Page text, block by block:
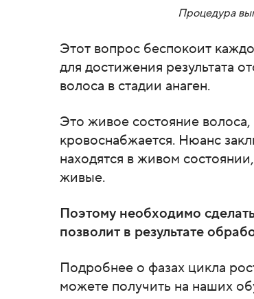
Процедура
Этот вопрос беспокоит
для достижения результата
волоса в стадии анаген.
Это живое состояние волоса,
кровоснабжается. Нюанс
находятся в живом
живые.
Поэтому необходимо
позволит в результате
Подробнее о фазах цикла
можете получить на наших